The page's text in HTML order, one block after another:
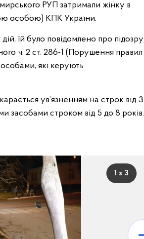
РУП затримали жінку в
особою) КПК України.
їй було повідомлено про підозру
ч. 2 ст. 286-1 (Порушення правил
які керують
ув’язненням на строк від 3
засобами строком від 5 до 8 років.
1 з 3